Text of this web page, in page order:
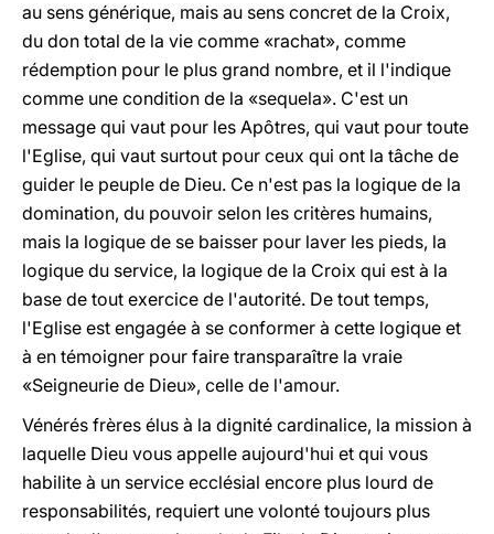
au sens générique, mais au sens concret de la Croix,
du don total de la vie comme «rachat», comme
rédemption pour le plus grand nombre, et il l'indique
comme une condition de la «sequela». C'est un
message qui vaut pour les Apôtres, qui vaut pour toute
l'Eglise, qui vaut surtout pour ceux qui ont la tâche de
guider le peuple de Dieu. Ce n'est pas la logique de la
domination, du pouvoir selon les critères humains,
mais la logique de se baisser pour laver les pieds, la
logique du service, la logique de la Croix qui est à la
base de tout exercice de l'autorité. De tout temps,
l'Eglise est engagée à se conformer à cette logique et
à en témoigner pour faire transparaître la vraie
«Seigneurie de Dieu», celle de l'amour.
Vénérés frères élus à la dignité cardinalice, la mission à
laquelle Dieu vous appelle aujourd'hui et qui vous
habilite à un service ecclésial encore plus lourd de
responsabilités, requiert une volonté toujours plus